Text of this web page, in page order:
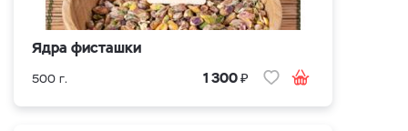
Ядра фисташки
500 г. 1 300₽